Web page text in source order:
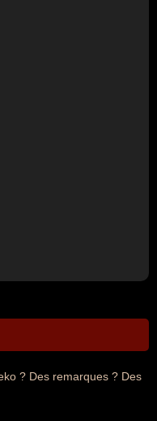
? Des remarques ? Des